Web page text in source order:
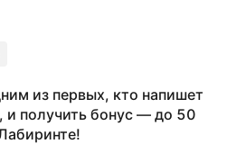
из первых, кто напишет
и получить бонус — до 50